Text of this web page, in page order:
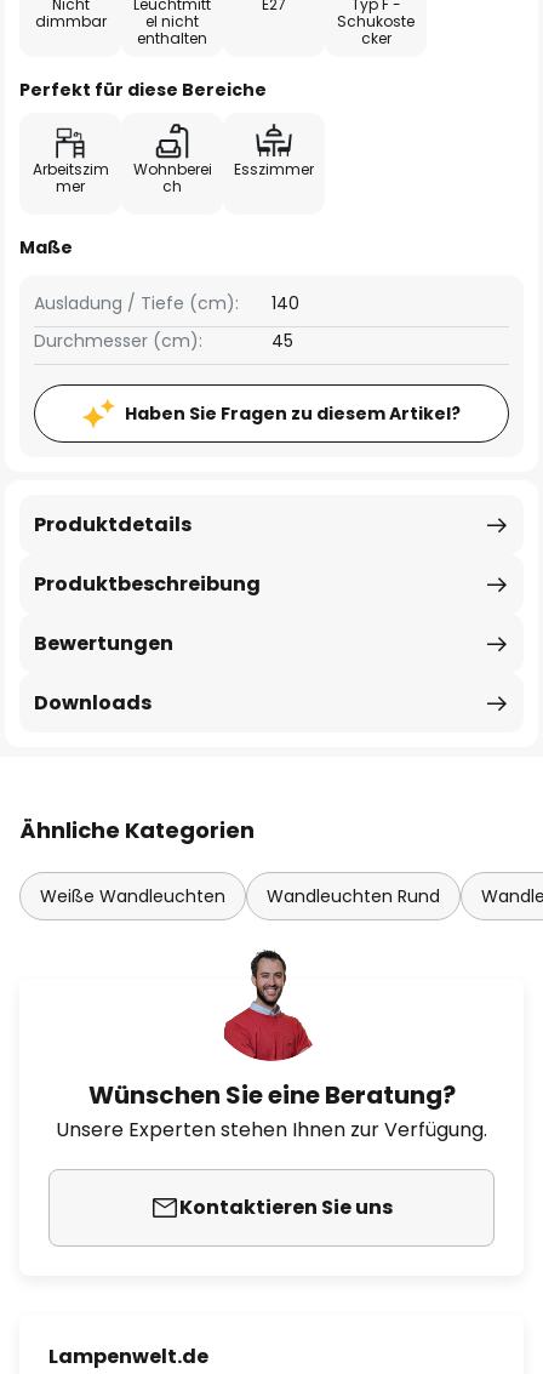
Nicht
dimmbar
Leuchtmitt
el nicht
enthalten
E27
Typ F -
Schukoste
cker
Perfekt für diese Bereiche
Arbeitszim
mer
Wohnberei
ch
Esszimmer
Maße
Ausladung / Tiefe (cm):
140
Durchmesser (cm):
45
Haben Sie Fragen zu diesem Artikel?
Produktbeschreibung
Produktdetails
Bewertungen
Downloads
Ähnliche Kategorien
Weiße Wandleuchten Wandleuchten Rund
Wünschen Sie eine Beratung?
Unsere Experten stehen Ihnen zur Verfügung.
Kontaktieren Sie uns
Lampenwelt.de